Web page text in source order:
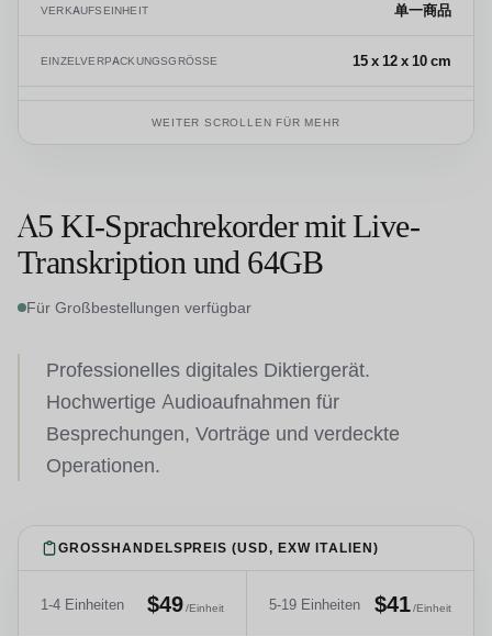
VERKAUFSEINHEIT 单一商品
EINZELVERPACKUNGSGRÖSSE 15 x 12 x 10 cm
WEITER SCROLLEN FÜR MEHR
A5 KI-Sprachrekorder mit Live-
Transkription und 64GB
Für Großbestellungen verfügbar
Professionelles digitales Diktiergerät.
Hochwertige Audioaufnahmen für
Besprechungen, Vorträge und verdeckte
Operationen.
GROSSHANDELSPREIS (USD, EXW ITALIEN)
1-4 Einheiten $49/Einheit 5-19 Einheiten $41/Einheit